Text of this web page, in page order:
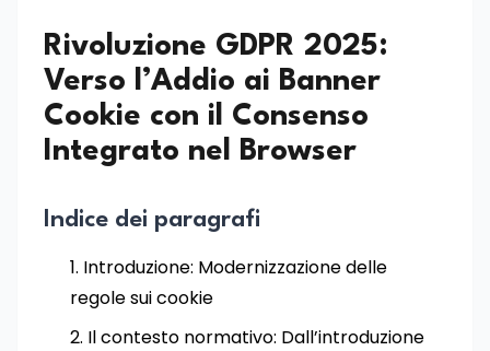
Rivoluzione GDPR 2025:
Verso l’Addio ai Banner
Cookie con il Consenso
Integrato nel Browser
Indice dei paragrafi
Introduzione: Modernizzazione delle
regole sui cookie
Il contesto normativo: Dall’introduzione